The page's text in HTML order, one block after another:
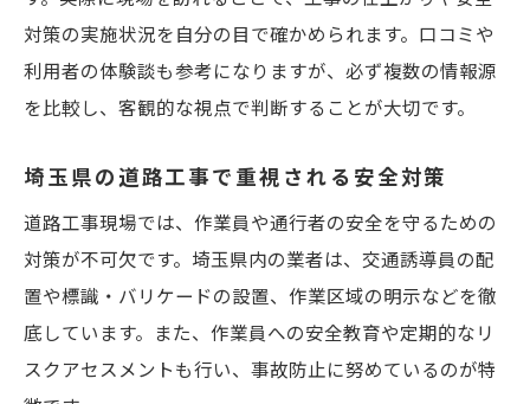
対策の実施状況を自分の目で確かめられます。口コミや
利用者の体験談も参考になりますが、必ず複数の情報源
を比較し、客観的な視点で判断することが大切です。
埼玉県の道路工事で重視される安全対策
道路工事現場では、作業員や通行者の安全を守るための
対策が不可欠です。埼玉県内の業者は、交通誘導員の配
置や標識・バリケードの設置、作業区域の明示などを徹
底しています。また、作業員への安全教育や定期的なリ
スクアセスメントも行い、事故防止に努めているのが特